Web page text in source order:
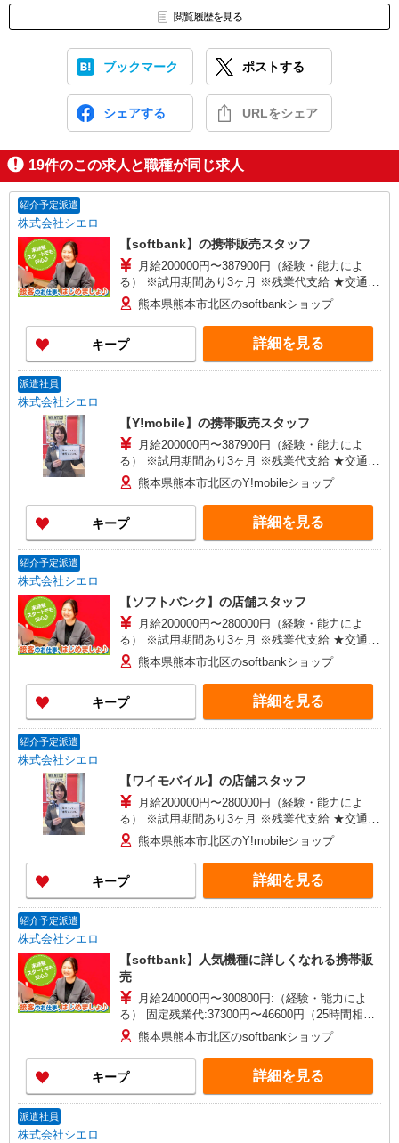
閲覧履歴を見る
ブックマーク ポストする
シェアする URLをシェア
19件のこの求人と職種が同じ求人
紹介予定派遣
株式会社シエロ
【softbank】の携帯販売スタッフ
月給200000円〜387900円（経験・能力によ
る） ※試用期間あり3ヶ月 ※残業代支給 ★交通費
別途支給（規定あり） ゜+゜・。○。・゜+゜・。
○。・゜+゜ 入社祝い金10万円支給(規定有) お友達
を紹介頂くと, インセンティブ支給(規定有) ゜・。
○。・゜+゜・。○。・゜+゜
熊本県熊本市北区のsoftbankショップ
キープ 詳細を見る
派遣社員
株式会社シエロ
【Y!mobile】の携帯販売スタッフ
月給200000円〜387900円（経験・能力によ
る） ※試用期間あり3ヶ月 ※残業代支給 ★交通費
別途支給（規定あり） ゜+゜・。○。・゜+゜・。
○。・゜+゜ 入社祝い金10万円支給(規定有) お友達
を紹介頂くと, インセンティブ支給(規定有) ゜・。
○。・゜+゜・。○。・゜+゜
熊本県熊本市北区のY!mobileショップ
キープ 詳細を見る
紹介予定派遣
株式会社シエロ
【ソフトバンク】の店舗スタッフ
月給200000円〜280000円（経験・能力によ
る） ※試用期間あり3ヶ月 ※残業代支給 ★交通費
別途支給（規定あり） ゜+゜・。○。・゜+゜・。
○。・゜+゜ 入社祝い金10万円支給(規定有) お友達
を紹介頂くと, インセンティブ支給(規定有) ゜・。
○。・゜+゜・。○。・゜+゜
熊本県熊本市北区のsoftbankショップ
キープ 詳細を見る
紹介予定派遣
株式会社シエロ
【ワイモバイル】の店舗スタッフ
月給200000円〜280000円（経験・能力によ
る） ※試用期間あり3ヶ月 ※残業代支給 ★交通費
別途支給（規定あり） ゜+゜・。○。・゜+゜・。
○。・゜+゜ 入社祝い金10万円支給(規定有) お友達
を紹介頂くと, インセンティブ支給(規定有) ゜・。
○。・゜+゜・。○。・゜+゜
熊本県熊本市北区のY!mobileショップ
キープ 詳細を見る
紹介予定派遣
株式会社シエロ
【softbank】人気機種に詳しくなれる携帯販
売
月給240000円〜300800円:（経験・能力によ
る） 固定残業代:37300円〜46600円（25時間相
当） ※時間外勤務の有無にかかわらず固定残業代
は支給されます。また、相当時間を超えて時間外
勤務した場合は1分単位で残業代が追加で支給され
ます。 ※試用期間あり4ヶ月月給25万円以上 ※残
業代支給 ★交通費別途支給（規定あり） ゜
熊本県熊本市北区のsoftbankショップ
キープ 詳細を見る
派遣社員
株式会社シエロ